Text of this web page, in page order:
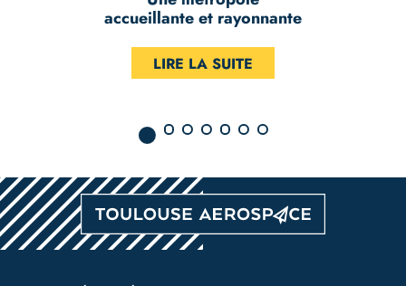
Rejoignez un pôle d’excellence
dédié à la recherche et l’innovation
LIRE LA SUITE